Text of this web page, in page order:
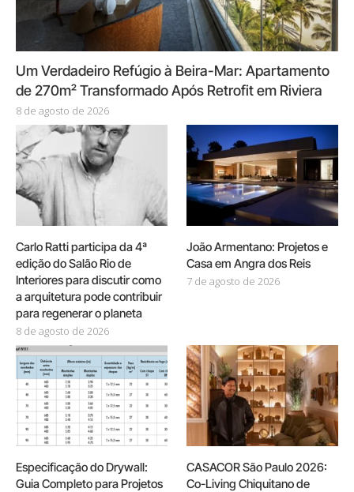
Um Verdadeiro Refúgio à Beira-Mar: Apartamento
de 270m² Transformado Após Retrofit em Riviera
8 de agosto de 2026
Carlo Ratti participa da 4ª
edição do Salão Rio de
Interiores para discutir como
a arquitetura pode contribuir
para regenerar o planeta
8 de agosto de 2026
João Armentano: Projetos e
Casa em Angra dos Reis
7 de agosto de 2026
Especificação do Drywall:
Guia Completo para Projetos
CASACOR São Paulo 2026:
Co-Living Chiquitano de